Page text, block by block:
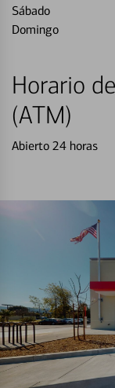
Sábado
Domingo
Horario
(ATM)
Abierto 24 horas